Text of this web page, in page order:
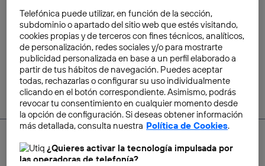
la historia, sal fuera y haz algo
maravilloso»
Miguel Pagan Murphy
Telefónica puede utilizar, en función de la sección,
subdominio o apartado del sitio web que estés visitando,
cookies propias y de terceros con fines técnicos, analíticos,
de personalización, redes sociales y/o para mostrarte
publicidad personalizada en base a un perfil elaborado a
partir de tus hábitos de navegación. Puedes aceptar
todas, rechazarlas o configurar su uso individualmente
clicando en el botón correspondiente. Asimismo, podrás
revocar tu consentimiento en cualquier momento desde
la opción de configuración. Si deseas obtener información
más detallada, consulta nuestra Política de Cookies.
¿Quieres activar la tecnología impulsada por
las operadoras de telefonía?